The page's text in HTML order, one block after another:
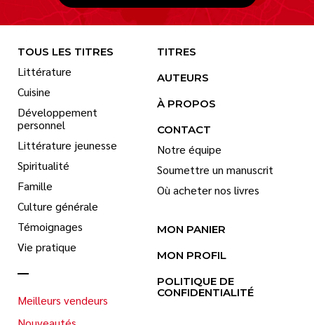
TOUS LES TITRES
Littérature
Cuisine
Développement
personnel
Littérature jeunesse
Spiritualité
Famille
Culture générale
Témoignages
Vie pratique
Meilleurs vendeurs
TITRES
AUTEURS
À PROPOS
CONTACT
Notre équipe
Soumettre un manuscrit
Où acheter nos livres
MON PANIER
MON PROFIL
POLITIQUE DE
CONFIDENTIALITÉ